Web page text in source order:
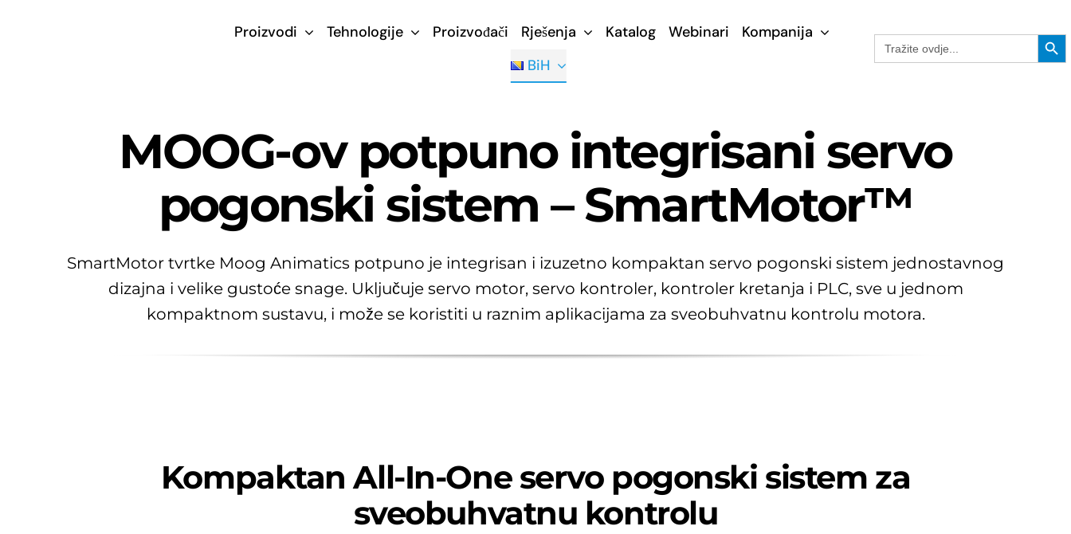
Proizvodi Tehnologije Proizvođači Rješenja Katalog Webinari
Kompanija
BiH
Search
for:
Search Button
MOOG-ov potpuno integrisani servo
pogonski sistem – SmartMotor™
SmartMotor tvrtke Moog Animatics potpuno je integrisan i izuzetno kompaktan servo pogonski sistem jednostavnog
dizajna i velike gustoće snage. Uključuje servo motor, servo kontroler, kontroler kretanja i PLC, sve u jednom
kompaktnom sustavu, i može se koristiti u raznim aplikacijama za sveobuhvatnu kontrolu motora.
Kompaktan All-In-One servo pogonski sistem za
sveobuhvatnu kontrolu